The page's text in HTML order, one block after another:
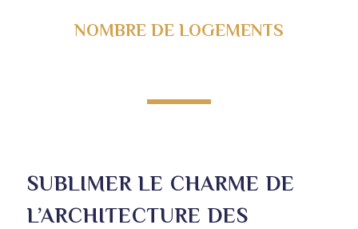
NOMBRE DE LOGEMENTS
SUBLIMER LE CHARME DE
L’ARCHITECTURE DES